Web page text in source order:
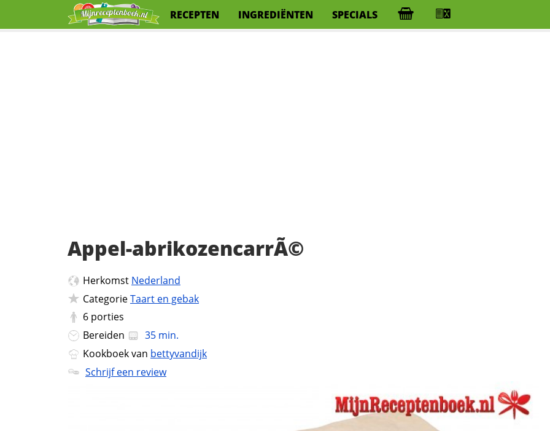
RECEPTEN INGREDIËNTEN SPECIALS
Appel-abrikozencarrÃ©
Herkomst Nederland
CategorieTaart en gebak
6 porties
Bereiden
35 min.
Kookboek van bettyvandijk
Schrijf een review